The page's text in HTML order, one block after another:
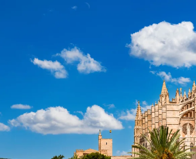
Nur notwendige Cookies
Mit dem Klick auf „geht klar” ermöglichen Sie
personalisierte Werbung und passende
Cookies” werden lediglich technisch notwendige
Geht klar
« zurück
Ihre Cookie-Präferenzen verwalten
Wählen Sie, welche Cookies Sie auf check24.de
Die Cookierichtlinie finden Siehier.